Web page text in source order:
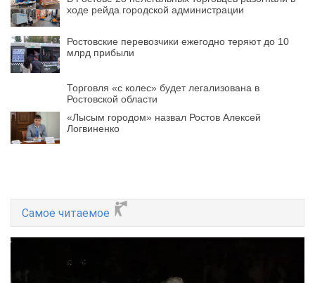
ходе рейда городской администрации
Ростовские перевозчики ежегодно теряют до 10
млрд прибыли
Торговля «с колес» будет легализована в
Ростовской области
«Лысым городом» назвал Ростов Алексей
Логвиненко
Самое читаемое